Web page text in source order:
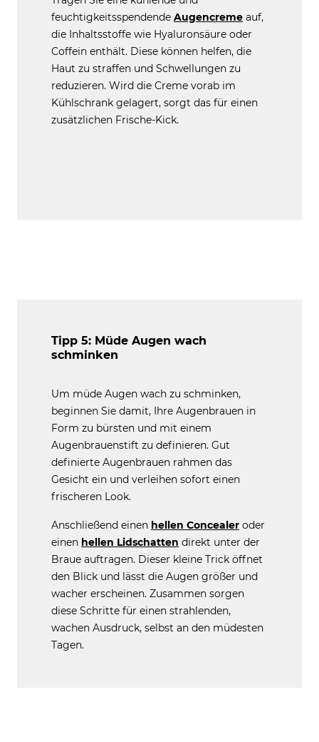
feuchtigkeitsspendende Augencreme auf,
die Inhaltsstoffe wie Hyaluronsäure oder
Coffein enthält. Diese können helfen, die
Haut zu straffen und Schwellungen zu
reduzieren. Wird die Creme vorab im
Kühlschrank gelagert, sorgt das für einen
zusätzlichen Frische-Kick.
Tipp 5: Müde Augen wach
schminken
Um müde Augen wach zu schminken,
beginnen Sie damit, Ihre Augenbrauen in
Form zu bürsten und mit einem
Augenbrauenstift zu definieren. Gut
definierte Augenbrauen rahmen das
Gesicht ein und verleihen sofort einen
frischeren Look.
Anschließend einen hellen Concealer oder
einen hellen Lidschatten direkt unter der
Braue auftragen. Dieser kleine Trick öffnet
den Blick und lässt die Augen größer und
wacher erscheinen. Zusammen sorgen
diese Schritte für einen strahlenden,
wachen Ausdruck, selbst an den müdesten
Tagen.